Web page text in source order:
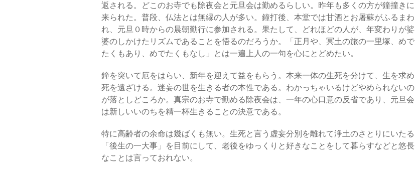
返される。どこのお寺でも除夜会と元旦会は勤めるらしい。昨年も多くの方が鐘撞きに
来られた。普段、仏法とは無縁の人が多い。鐘打後、本堂では甘酒とお屠蘇がふるまわ
れ、元旦０時からの晨朝勤行に参加される。果たして、どれほどの人が、年変わりが娑
婆のしかけたリズムであることを悟るのだろうか。「正月や、冥土の旅の一里塚、めで
たくもあり、めでたくもなし」とは一遍上人の一句を心にとどめたい。
鐘を突いて厄をはらい、新年を迎えて益をもらう。本来一体の生死を分けて、生を求め
死を遠ざける。迷妄の世を生きる者の本性である。わかっちゃいるけどやめられないの
が落としどころか。真宗のお寺で勤める除夜会は、一年の心口意の反省であり、元旦会
は新しいいのちを精一杯生きることの決意である。
特に高齢者の余命は幾ばくも無い。生死と言う虚妄分別を離れて浄土のさとりにいたる
「後生の一大事」を目前にして、老後をゆっくりと好きなことをして暮らすなどと悠長
なことは言っておれない。